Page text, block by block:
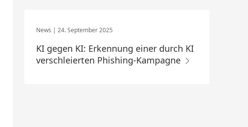
24. September 2025
KI gegen KI: Erkennung einer durch KI
verschleierten Phishing-Kampagne